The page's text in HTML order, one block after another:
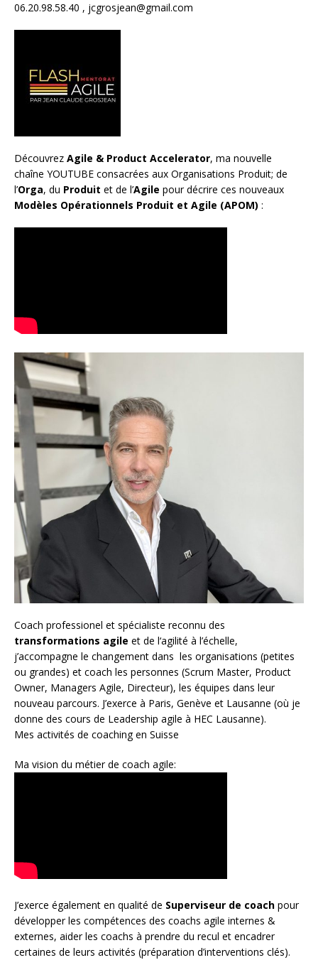
06.20.98.58.40 , jcgrosjean@gmail.com
Découvrez Agile & Product Accelerator, ma nouvelle
chaîne YOUTUBE consacrées aux Organisations Produit; de
l’Orga, du Produit et de l’Agile pour décrire ces nouveaux
Modèles Opérationnels Produit et Agile (APOM) :
Coach professionel et spécialiste reconnu des
transformations agile et de l‘agilité à l’échelle,
j’accompagne le changement dans les organisations (petites
ou grandes) et coach les personnes (Scrum Master, Product
Owner, Managers Agile, Directeur), les équipes dans leur
nouveau parcours. J’exerce à Paris, Genève et Lausanne (où je
donne des cours de Leadership agile à HEC Lausanne).
Mes activités de coaching en Suisse
Ma vision du métier de coach agile:
J’exerce également en qualité de Superviseur de coach pour
développer les compétences des coachs agile internes &
externes, aider les coachs à prendre du recul et encadrer
certaines de leurs activités (préparation d’interventions clés).